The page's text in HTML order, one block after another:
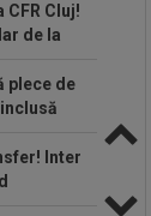
CFR Cluj!
de la
plece de
Inter